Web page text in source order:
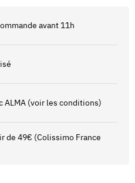
avant 11h
ALMA (voir les conditions)
de 49€ (Colissimo France